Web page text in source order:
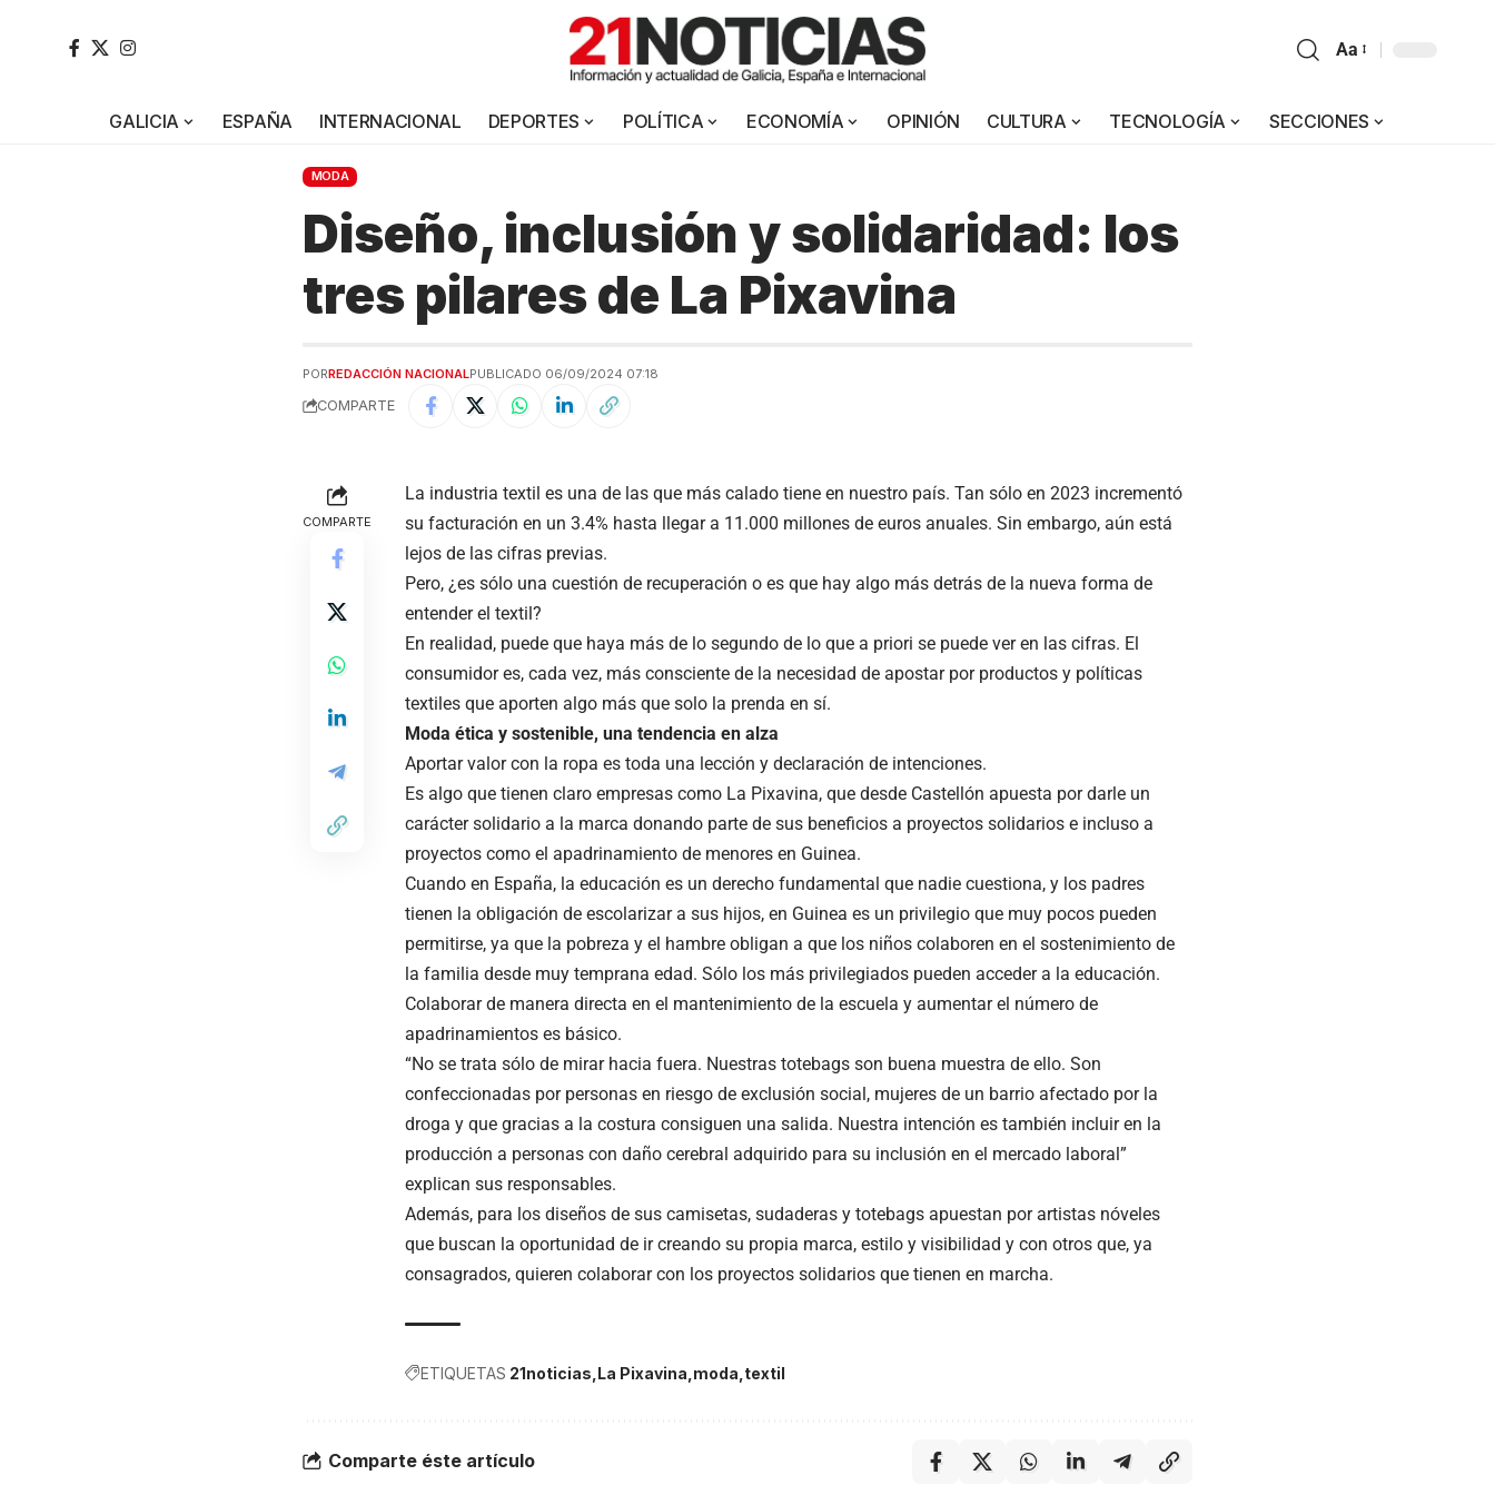
Aa
GALICIA ESPAÑA INTERNACIONAL DEPORTES POLÍTICA ECONOMÍA OPINIÓN CULTURA TECNOLOGÍA SECCIONES
MODA
Diseño, inclusión y solidaridad: los
tres pilares de La Pixavina
PORREDACCIÓN NACIONALPUBLICADO 06/09/2024 07:18
COMPARTE
COMPARTE
La industria textil es una de las que más calado tiene en nuestro país. Tan sólo en 2023 incrementó
su facturación en un 3.4% hasta llegar a 11.000 millones de euros anuales. Sin embargo, aún está
lejos de las cifras previas.
Pero, ¿es sólo una cuestión de recuperación o es que hay algo más detrás de la nueva forma de
entender el textil?
En realidad, puede que haya más de lo segundo de lo que a priori se puede ver en las cifras. El
consumidor es, cada vez, más consciente de la necesidad de apostar por productos y políticas
textiles que aporten algo más que solo la prenda en sí.
Moda ética y sostenible, una tendencia en alza
Aportar valor con la ropa es toda una lección y declaración de intenciones.
Es algo que tienen claro empresas como La Pixavina, que desde Castellón apuesta por darle un
carácter solidario a la marca donando parte de sus beneficios a proyectos solidarios e incluso a
proyectos como el apadrinamiento de menores en Guinea.
Cuando en España, la educación es un derecho fundamental que nadie cuestiona, y los padres
tienen la obligación de escolarizar a sus hijos, en Guinea es un privilegio que muy pocos pueden
permitirse, ya que la pobreza y el hambre obligan a que los niños colaboren en el sostenimiento de
la familia desde muy temprana edad. Sólo los más privilegiados pueden acceder a la educación.
Colaborar de manera directa en el mantenimiento de la escuela y aumentar el número de
apadrinamientos es básico.
“No se trata sólo de mirar hacia fuera. Nuestras totebags son buena muestra de ello. Son
confeccionadas por personas en riesgo de exclusión social, mujeres de un barrio afectado por la
droga y que gracias a la costura consiguen una salida. Nuestra intención es también incluir en la
producción a personas con daño cerebral adquirido para su inclusión en el mercado laboral”
explican sus responsables.
Además, para los diseños de sus camisetas, sudaderas y totebags apuestan porartistas nóveles
que buscan la oportunidad de ir creando su propia marca, estilo y visibilidad y con otros que, ya
consagrados, quieren colaborar con los proyectos solidarios que tienen en marcha.
ETIQUETAS 21noticias La Pixavina moda textil
Comparte éste artículo